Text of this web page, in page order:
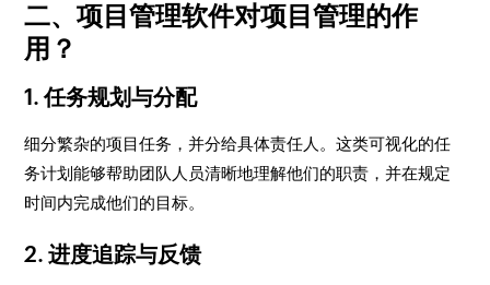
二、项目管理软件对项目管理的作
用？
1. 任务规划与分配
细分繁杂的项目任务，并分给具体责任人。这类可视化的任
务计划能够帮助团队人员清晰地理解他们的职责，并在规定
时间内完成他们的目标。
2. 进度追踪与反馈